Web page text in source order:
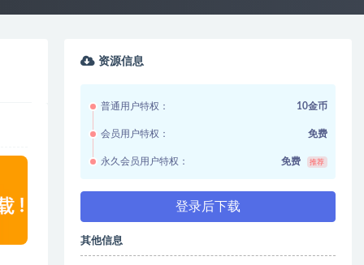
资源信息
普通用户特权： 10金币
会员用户特权： 免费
永久会员用户特权： 免费 推荐
登录后下载
其他信息